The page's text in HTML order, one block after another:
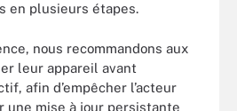
en plusieurs étapes.
nous recommandons aux
leur appareil avant
afin d’empêcher l’acteur
une mise à jour persistante